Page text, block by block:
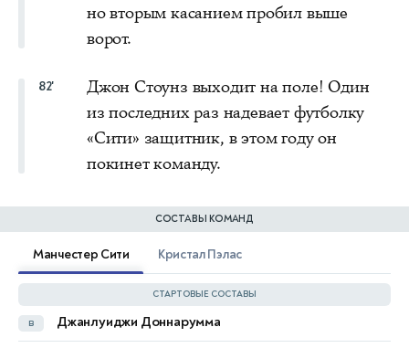
но вторым касанием пробил выше
ворот.
82'
Джон Стоунз выходит на поле! Один
из последних раз надевает футболку
«Сити» защитник, в этом году он
покинет команду.
СОСТАВЫ КОМАНД
Манчестер Сити Кристал Пэлас
СТАРТОВЫЕ СОСТАВЫ
в Джанлуиджи Доннарумма
в Дин Хендерсон